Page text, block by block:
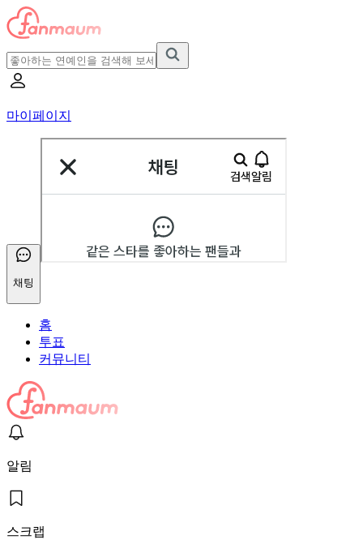
마이페이지
채팅
홈
투표
커뮤니티
알림
스크랩